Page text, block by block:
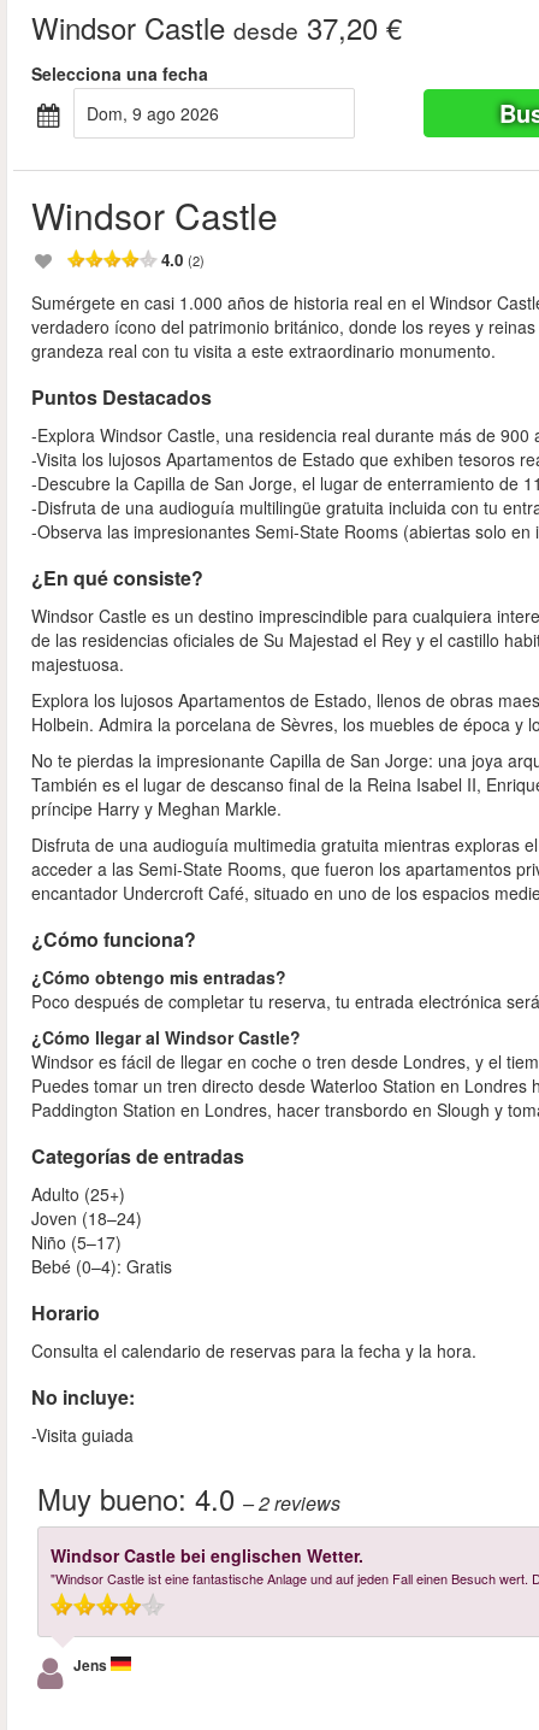
Windsor Castle desde 37,20 €
Selecciona una fecha
dom, 9 ago 2026
Windsor Castle
4.0 (2)
Sumérgete en casi 1.000 años de historia real en el Windsor
verdadero ícono del patrimonio británico, donde los reyes y
grandeza real con tu visita a este extraordinario monumento.
Puntos Destacados
-Explora Windsor Castle, una residencia real durante más de 900
-Visita los lujosos Apartamentos de Estado que exhiben tesoros
-Descubre la Capilla de San Jorge, el lugar de enterramiento de
-Disfruta de una audioguía multilingüe gratuita incluida con tu
-Observa las impresionantes Semi-State Rooms (abiertas solo en
¿En qué consiste?
Windsor Castle es un destino imprescindible para cualquiera
de las residencias oficiales de Su Majestad el Rey y el castillo
majestuosa.
Explora los lujosos Apartamentos de Estado, llenos de obras
Holbein. Admira la porcelana de Sèvres, los muebles de época y
No te pierdas la impresionante Capilla de San Jorge: una joya
También es el lugar de descanso final de la Reina Isabel II,
príncipe Harry y Meghan Markle.
Disfruta de una audioguía multimedia gratuita mientras exploras
acceder a las Semi-State Rooms, que fueron los apartamentos
encantador Undercroft Café, situado en uno de los espacios
¿Cómo funciona?
¿Cómo obtengo mis entradas?
Poco después de completar tu reserva, tu entrada electrónica
¿Cómo llegar al Windsor Castle?
Windsor es fácil de llegar en coche o tren desde Londres, y el
Puedes tomar un tren directo desde Waterloo Station en
Paddington Station en Londres, hacer transbordo en Slough y
Categorías de entradas
Adulto (25+)
Joven (18–24)
Niño (5–17)
Bebé (0–4): Gratis
Horario
Consulta el calendario de reservas para la fecha y la hora.
No incluye:
-Visita guiada
Muy bueno: 4.0 – 2reviews
Windsor Castle bei englischen Wetter.
"Windsor Castle ist eine fantastische Anlage und auf jeden Fall einen Besuch
Jens